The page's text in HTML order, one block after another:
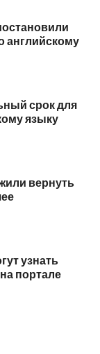
английскому
срок для
языку
вернуть
узнать
портале